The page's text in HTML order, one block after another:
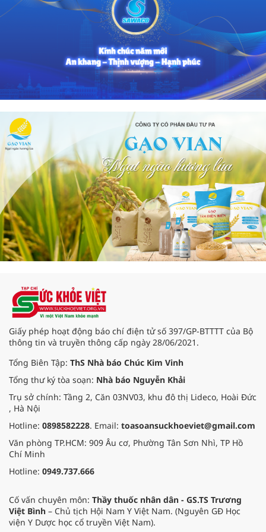
Giấy phép hoạt động báo chí điện tử số 397/GP-BTTTT của Bộ
thông tin và truyền thông cấp ngày 28/06/2021.
Tổng Biên Tập: ThS Nhà báo Chúc Kim Vinh
Tổng thư ký tòa soạn: Nhà báo Nguyễn Khải
Trụ sở chính: Tầng 2, Căn 03NV03, khu đô thị Lideco, Hoài Đức
, Hà Nội
Hotline: 0898582228. Email: toasoansuckhoeviet@gmail.com
Văn phòng TP.HCM: 909 Âu cơ, Phường Tân Sơn Nhì, TP Hồ
Chí Minh
Hotline: 0949.737.666
Cố vấn chuyên môn: Thầy thuốc nhân dân - GS.TS Trương
Việt Bình – Chủ tịch Hội Nam Y Việt Nam. (Nguyên GĐ Học
viện Y Dược học cổ truyền Việt Nam).